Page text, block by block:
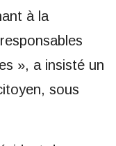
à la
», a insisté un
sous